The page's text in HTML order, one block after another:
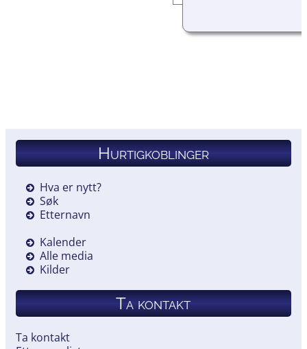
Hurtigkoblinger
Hva er nytt?
Søk
Etternavn
Kalender
Alle media
Kilder
Ta kontakt
Ta kontakt